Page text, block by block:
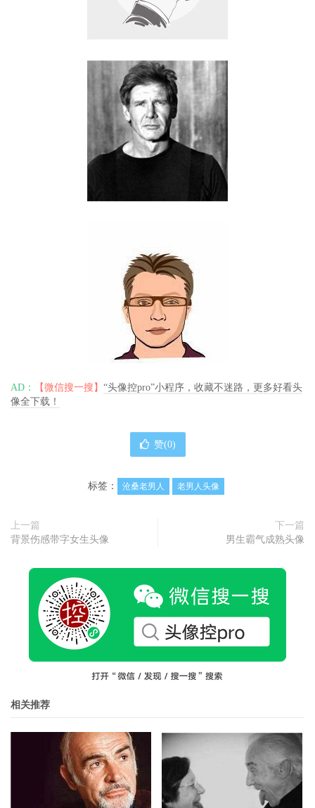
AD： 【微信搜一搜】 “头像控pro”小程序，收藏不迷路，更多好看头
像全下载！
赞(0)
标签： 沧桑老男人 老男人头像
上一篇
背景伤感带字女生头像
下一篇
男生霸气成熟头像
相关推荐